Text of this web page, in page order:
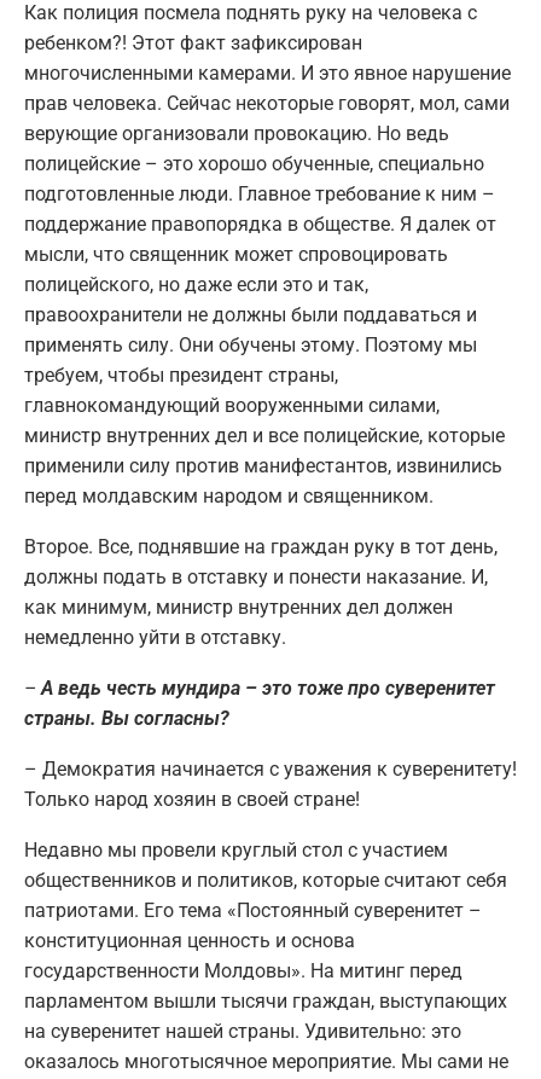
Как полиция посмела поднять руку на человека с
ребенком?! Этот факт зафиксирован
многочисленными камерами. И это явное нарушение
прав человека. Сейчас некоторые говорят, мол, сами
верующие организовали провокацию. Но ведь
полицейские – это хорошо обученные, специально
подготовленные люди. Главное требование к ним –
поддержание правопорядка в обществе. Я далек от
мысли, что священник может спровоцировать
полицейского, но даже если это и так,
правоохранители не должны были поддаваться и
применять силу. Они обучены этому. Поэтому мы
требуем, чтобы президент страны,
главнокомандующий вооруженными силами,
министр внутренних дел и все полицейские, которые
применили силу против манифестантов, извинились
перед молдавским народом и священником.
Второе. Все, поднявшие на граждан руку в тот день,
должны подать в отставку и понести наказание. И,
как минимум, министр внутренних дел должен
немедленно уйти в отставку.
– А ведь честь мундира – это тоже про суверенитет
страны. Вы согласны?
– Демократия начинается с уважения к суверенитету!
Только народ хозяин в своей стране!
Недавно мы провели круглый стол с участием
общественников и политиков, которые считают себя
патриотами. Его тема «Постоянный суверенитет –
конституционная ценность и основа
государственности Молдовы». На митинг перед
парламентом вышли тысячи граждан, выступающих
на суверенитет нашей страны. Удивительно: это
оказалось многотысячное мероприятие. Мы сами не